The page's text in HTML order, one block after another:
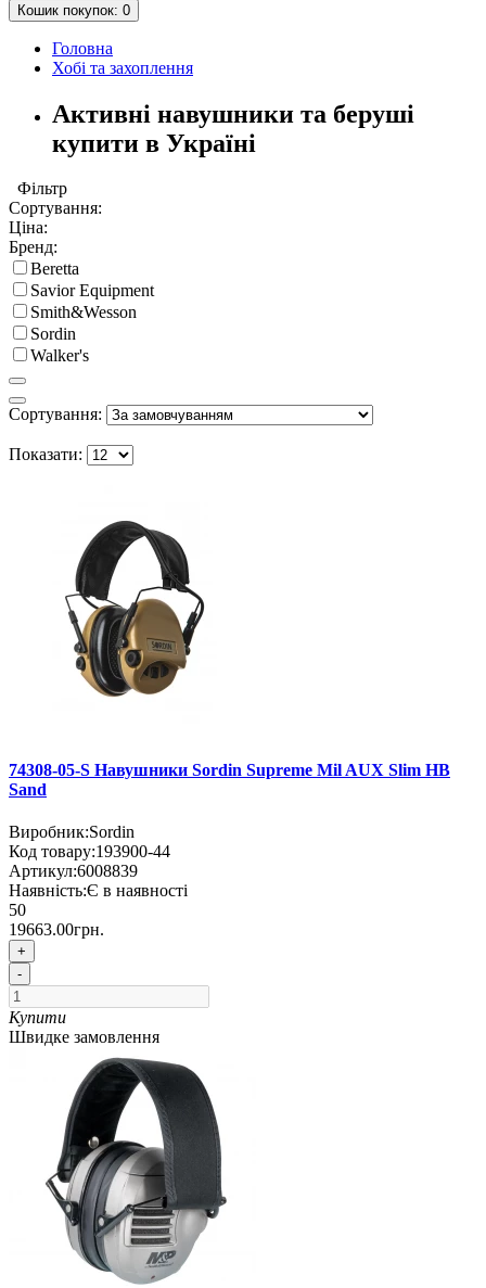
Кошик покупок: 0
Головна
Хобі та захоплення
Активні навушники та беруші
купити в Україні
Фільтр
Сортування:
Ціна:
Бренд:
Beretta
Savior Equipment
Smith&Wesson
Sordin
Walker's
Сортування:
Показати:
74308-05-S Навушники Sordin Supreme Mil AUX Slim HB
Sand
Виробник:Sordin
Код товару:193900-44
Артикул:6008839
Наявність:Є в наявності
50
19663.00грн.
+
-
Купити
Швидке замовлення